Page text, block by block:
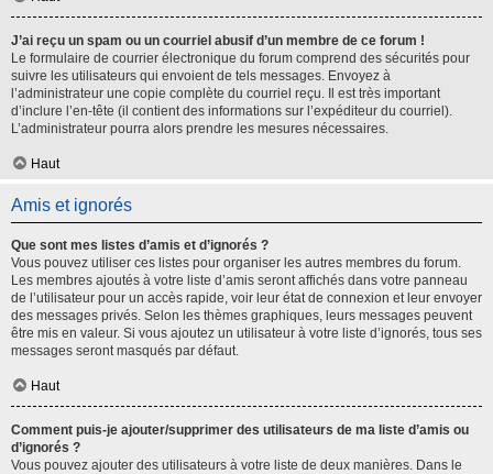
J’ai reçu un spam ou un courriel abusif d’un membre de ce forum !
Le formulaire de courrier électronique du forum comprend des sécurités pour
suivre les utilisateurs qui envoient de tels messages. Envoyez à
l’administrateur une copie complète du courriel reçu. Il est très important
d’inclure l’en-tête (il contient des informations sur l’expéditeur du courriel).
L’administrateur pourra alors prendre les mesures nécessaires.
Haut
Amis et ignorés
Que sont mes listes d’amis et d’ignorés ?
Vous pouvez utiliser ces listes pour organiser les autres membres du forum.
Les membres ajoutés à votre liste d’amis seront affichés dans votre panneau
de l’utilisateur pour un accès rapide, voir leur état de connexion et leur envoyer
des messages privés. Selon les thèmes graphiques, leurs messages peuvent
être mis en valeur. Si vous ajoutez un utilisateur à votre liste d’ignorés, tous ses
messages seront masqués par défaut.
Haut
Comment puis-je ajouter/supprimer des utilisateurs de ma liste d’amis ou
d’ignorés ?
Vous pouvez ajouter des utilisateurs à votre liste de deux manières. Dans le